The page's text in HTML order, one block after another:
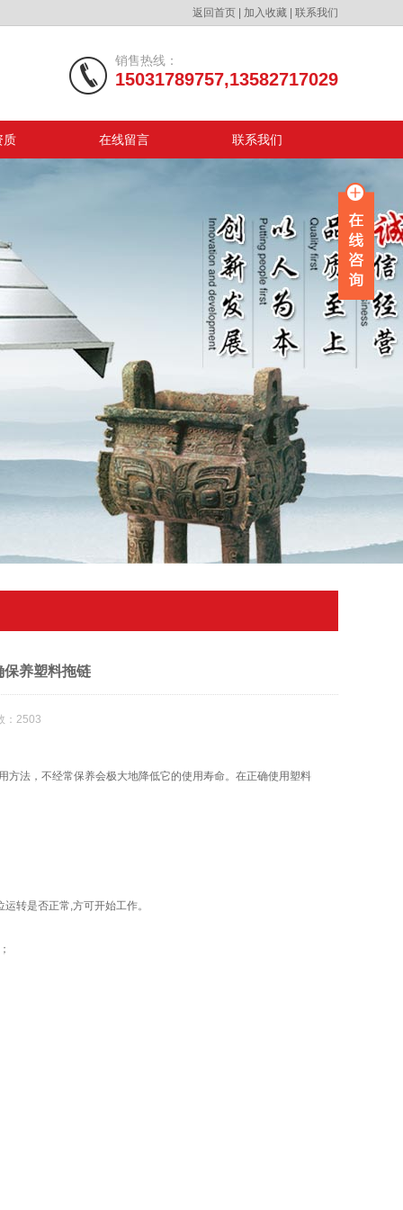
返回首页 加入收藏 联系我们
销售热线：
15031789757,13582717029
质 在线留言 联系我们
保养塑料拖链
：2503
法，不经常保养会极大地降低它的使用寿命。在正确使用塑料
转是否正常,方可开始工作。